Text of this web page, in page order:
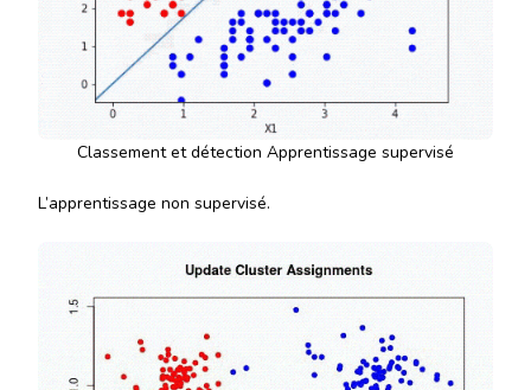
Classement et détection Apprentissage supervisé
L’apprentissage non supervisé.